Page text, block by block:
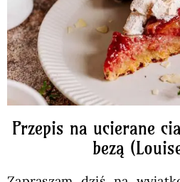
Przepis na ucierane
bezą